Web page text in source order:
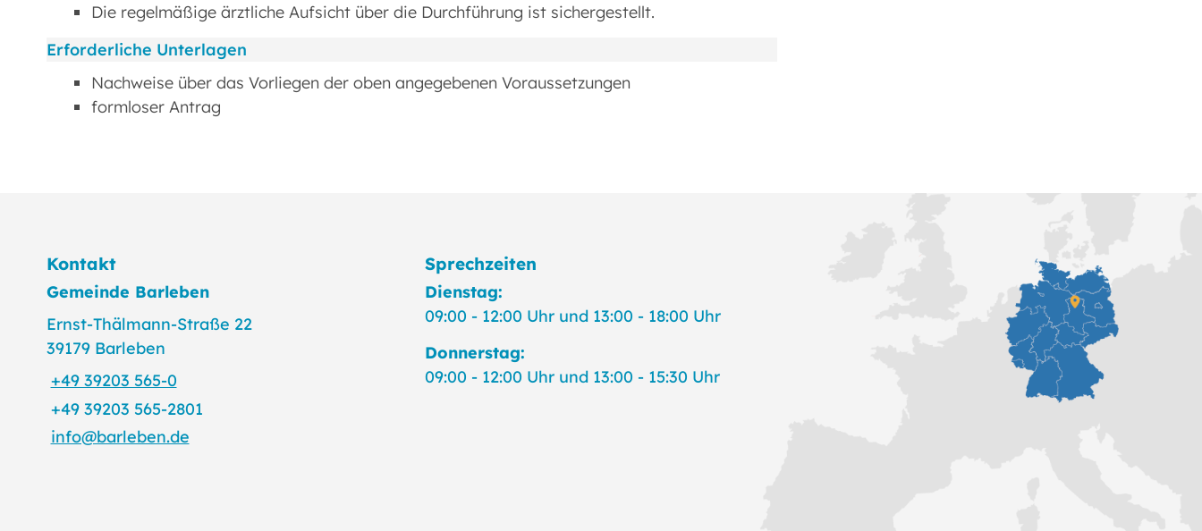
Die regelmäßige ärztliche Aufsicht über die Durchführung ist sichergestellt.
Erforderliche Unterlagen
Nachweise über das Vorliegen der oben angegebenen Voraussetzungen
formloser Antrag
Kontakt
Gemeinde Barleben
Ernst-Thälmann-Straße 22
39179 Barleben
+49 39203 565-0
+49 39203 565-2801
info@barleben.de
Sprechzeiten
Dienstag:
09:00 - 12:00 Uhr und 13:00 - 18:00 Uhr
Donnerstag:
09:00 - 12:00 Uhr und 13:00 - 15:30 Uhr